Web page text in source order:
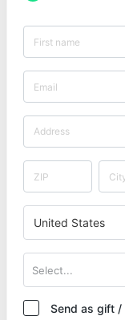
United States
Select...
Send as gift